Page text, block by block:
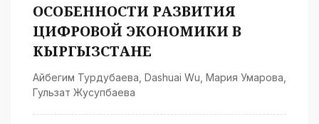
ОСОБЕННОСТИ РАЗВИТИЯ
ЦИФРОВОЙ ЭКОНОМИКИ В
КЫРГЫЗСТАНЕ
Айбегим Турдубаева Dashuai Wu Мария Умарова
Гульзат Жусупбаева